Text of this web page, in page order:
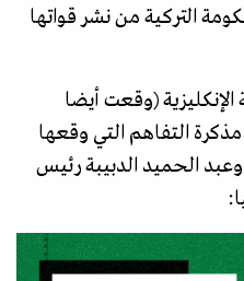
التركية من نشر قواتها
(وقعت أيضا
مذكرة التفاهم التي وقعها
وعبد الحميد الدبيبة رئيس